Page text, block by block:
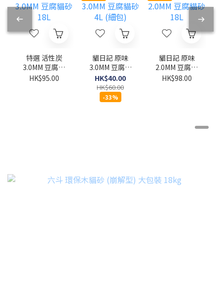
特選 活性炭
3.0MM 豆腐貓
砂 18L
HK$95.00
貓日記 原味
3.0MM 豆腐貓
砂 4L (細包)
HK$40.00
HK$60.00
-33%
貓日記 原味
2.0MM 豆腐貓
砂 18L
HK$98.00